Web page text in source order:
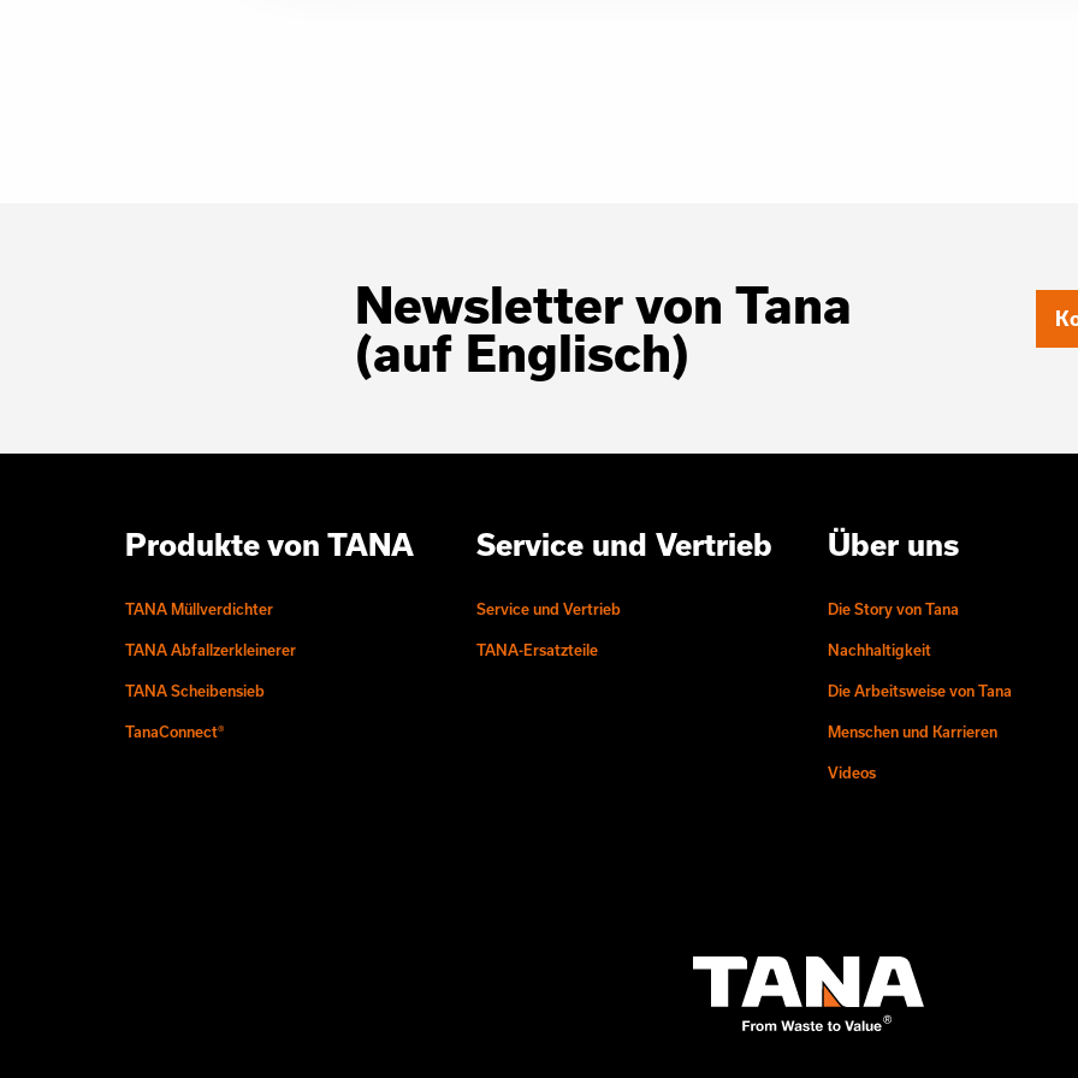
Newsletter von Tana
(auf Englisch)
Produkte von TANA
TANA Müllverdichter
TANA Abfallzerkleinerer
TANA Scheibensieb
TanaConnect®
Service und Vertrieb
Service und Vertrieb
TANA-Ersatzteile
Über uns
Die Story von Tana
Nachhaltigkeit
Die Arbeitsweise von Tana
Menschen und Karrieren
Videos